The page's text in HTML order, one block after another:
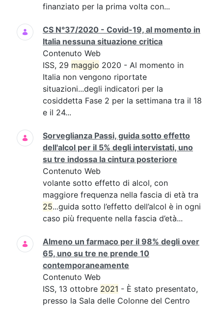
finanziato per la prima volta con...
CS N°37/2020 - Covid-19, al momento in
Italia nessuna situazione critica
Contenuto Web
ISS, 29 maggio 2020 - Al momento in
Italia non vengono riportate
situazioni...degli indicatori per la
cosiddetta Fase 2 per la settimana tra il 18
e il 24...
Sorveglianza Passi, guida sotto effetto
dell'alcol per il 5% degli intervistati, uno
su tre indossa la cintura posteriore
Contenuto Web
volante sotto effetto di alcol, con
maggiore frequenza nella fascia di età tra
25...guida sotto l’effetto dell’alcol è in ogni
caso più frequente nella fascia d’età...
Almeno un farmaco per il 98% degli over
65, uno su tre ne prende 10
contemporaneamente
Contenuto Web
ISS, 13 ottobre 2021 - È stato presentato,
presso la Sala delle Colonne del Centro